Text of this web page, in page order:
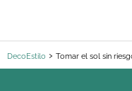
DecoEstilo Tomar el sol sin